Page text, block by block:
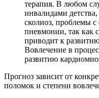
терапия. В любом
инвалидами детства,
сколиоз, проблемы с
пневмонии, так как
приводит к
Вовлечение в
развитию
Прогноз зависит от
поломок и степени